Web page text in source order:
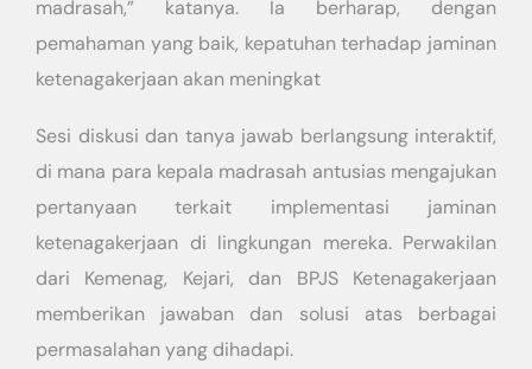
madrasah,” katanya. Ia berharap, dengan
pemahaman yang baik, kepatuhan terhadap jaminan
ketenagakerjaan akan meningkat
Sesi diskusi dan tanya jawab berlangsung interaktif,
di mana para kepala madrasah antusias mengajukan
pertanyaan terkait implementasi jaminan
ketenagakerjaan di lingkungan mereka. Perwakilan
dari Kemenag, Kejari, dan BPJS Ketenagakerjaan
memberikan jawaban dan solusi atas berbagai
permasalahan yang dihadapi.